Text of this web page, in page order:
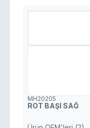
MH20205
ROT BAŞI SAĞ